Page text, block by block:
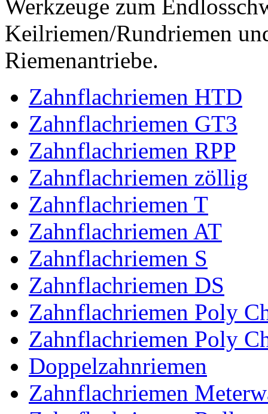
Werkzeuge zum
Keilriemen/Rundriemen
Riemenantriebe.
Zahnflachriemen HTD
Zahnflachriemen GT3
Zahnflachriemen RPP
Zahnflachriemen zöllig
Zahnflachriemen T
Zahnflachriemen AT
Zahnflachriemen S
Zahnflachriemen DS
Zahnflachriemen Poly
Zahnflachriemen Poly
Doppelzahnriemen
Zahnflachriemen